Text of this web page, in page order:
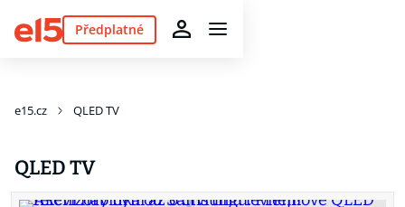
Předplatné
e15.cz QLED TV
QLED TV